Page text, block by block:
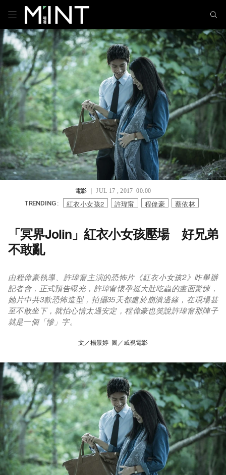
電影｜ JUL 17 , 2017 00:00
TRENDING : 紅衣小女孩2 許瑋甯 程偉豪 蔡依林
「冥界Jolin」紅衣小女孩壓場 好兄弟
不敢亂
由程偉豪執導、許瑋甯主演的恐怖片《紅衣小女孩2》昨舉辦
記者會，正式預告曝光，許瑋甯懷孕挺大肚吃蟲的畫面驚悚，
她片中共3款恐怖造型，拍攝35天都處於崩潰邊緣，在現場甚
至不敢坐下，就怕心情太過安定，程偉豪也笑說許瑋甯那陣子
就是一個「慘」字。
文／楊景婷 圖／威視電影